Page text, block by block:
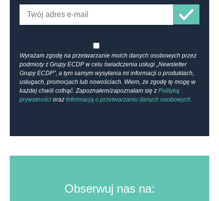
Wyrażam zgodę na przetwarzanie moich danych osobowych przez
podmioty z Grupy ECDP w celu świadczenia usługi „Newsletter
Grupy ECDP”, a tym samym wysyłania mi informacji o produktach,
usługach, promocjach lub nowościach. Wiem, że zgodę tę mogę w
każdej chwili cofnąć. Zapoznałem/zapoznałam się z Polityką
prywatności oraz Informacją o przetwarzaniu danych osobowych.
Obserwuj nas na: